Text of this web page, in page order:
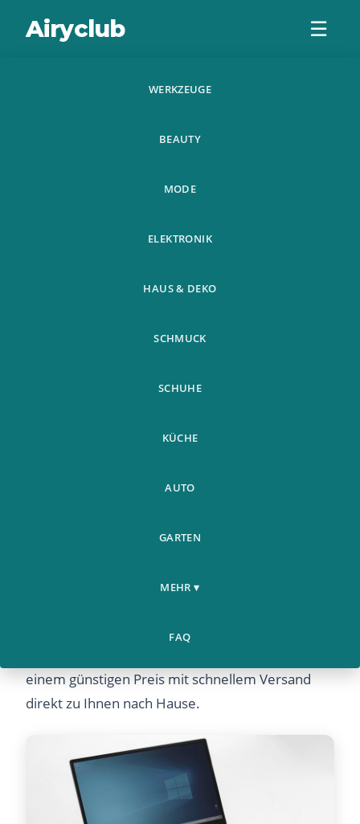
Airyclub ☰
WERKZEUGE
BEAUTY
MODE
ELEKTRONIK
HAUS & DEKO
SCHMUCK
SCHUHE
KÜCHE
AUTO
GARTEN
MEHR ▾
FAQ
Tragbarer Mini
Picknick Tisch
Tragbarer Mini Picknick
Bett Lapto – Entdecken Sie dieses beliebte
einem günstigen Preis mit schnellem Versand
direkt zu Ihnen nach Hause.